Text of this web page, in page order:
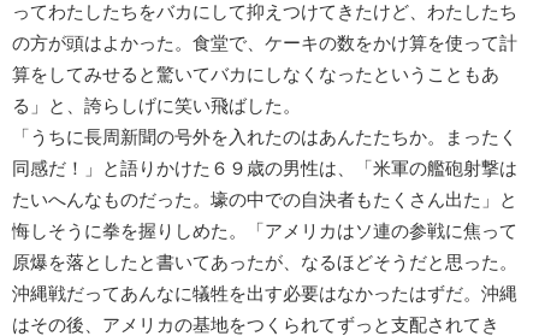
ってわたしたちをバカにして抑えつけてきたけど、わたしたち
の方が頭はよかった。食堂で、ケーキの数をかけ算を使って計
算をしてみせると驚いてバカにしなくなったということもあ
る」と、誇らしげに笑い飛ばした。
「うちに長周新聞の号外を入れたのはあんたたちか。まったく
同感だ！」と語りかけた６９歳の男性は、「米軍の艦砲射撃は
たいへんなものだった。壕の中での自決者もたくさん出た」と
悔しそうに拳を握りしめた。「アメリカはソ連の参戦に焦って
原爆を落としたと書いてあったが、なるほどそうだと思った。
沖縄戦だってあんなに犠牲を出す必要はなかったはずだ。沖縄
はその後、アメリカの基地をつくられてずっと支配されてき